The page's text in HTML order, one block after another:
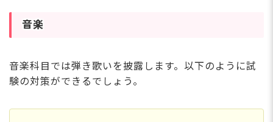
音楽
音楽科目では弾き歌いを披露します。以下のように試
験の対策ができるでしょう。